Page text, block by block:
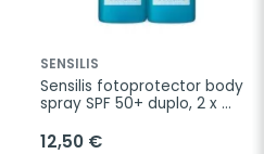
SENSILIS
Sensilis fotoprotector body
spray SPF 50+ duplo, 2 x
12,50 €